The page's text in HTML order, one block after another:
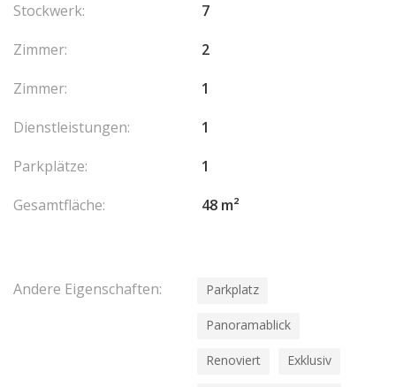
Stockwerk:
7
Zimmer:
2
Zimmer:
1
Dienstleistungen:
1
Parkplätze:
1
Gesamtfläche:
48 m²
Andere Eigenschaften: Parkplatz
Panoramablick
Renoviert Exklusiv